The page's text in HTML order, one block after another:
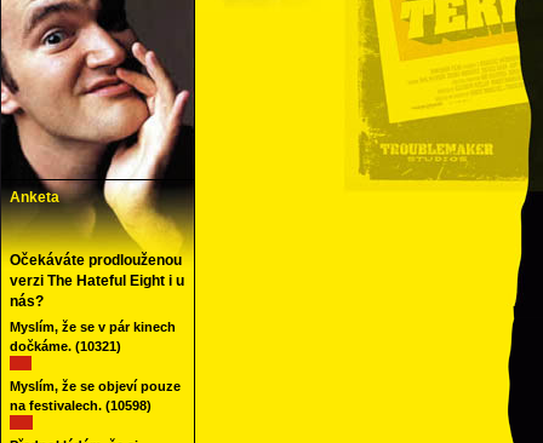
Anketa
Očekáváte prodlouženou
verzi The Hateful Eight i u
nás?
Myslím, že se v pár kinech
dočkáme. (10321)
Myslím, že se objeví pouze
na festivalech. (10598)